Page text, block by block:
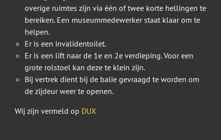
overige ruimtes zijn via één of twee korte hellingen te
bereiken. Een museummedewerker staat klaar om te
helpen.
Er is een invalidentoilet.
Er is een lift naar de 1e en 2e verdieping. Voor een
grote rolstoel kan deze te klein zijn.
Bij vertrek dient bij de balie gevraagd te worden om
de zijdeur weer te openen.
Wij zijn vermeld op DUX